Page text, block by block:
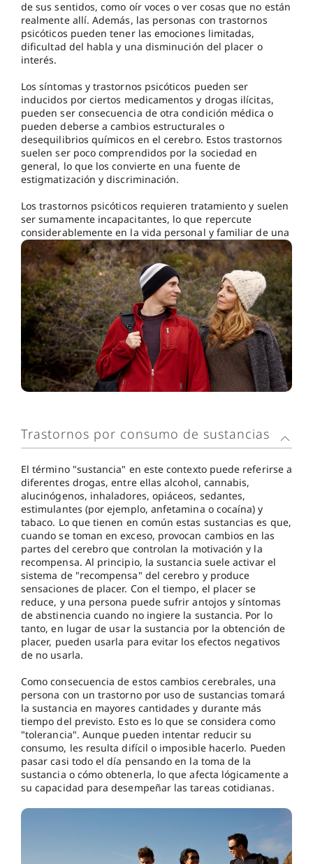
de sus sentidos, como oír voces o ver cosas que no están
realmente allí. Además, las personas con trastornos
psicóticos pueden tener las emociones limitadas,
dificultad del habla y una disminución del placer o
interés.
Los síntomas y trastornos psicóticos pueden ser
inducidos por ciertos medicamentos y drogas ilícitas,
pueden ser consecuencia de otra condición médica o
pueden deberse a cambios estructurales o
desequilibrios químicos en el cerebro. Estos trastornos
suelen ser poco comprendidos por la sociedad en
general, lo que los convierte en una fuente de
estigmatización y discriminación.
Los trastornos psicóticos requieren tratamiento y suelen
ser sumamente incapacitantes, lo que repercute
considerablemente en la vida personal y familiar de una
persona, así como en su capacidad de desenvolverse en
el trabajo o en el trabajo.
Trastornos por consumo de sustancias
El término "sustancia" en este contexto puede referirse a
diferentes drogas, entre ellas alcohol, cannabis,
alucinógenos, inhaladores, opiáceos, sedantes,
estimulantes (por ejemplo, anfetamina o cocaína) y
tabaco. Lo que tienen en común estas sustancias es que,
cuando se toman en exceso, provocan cambios en las
partes del cerebro que controlan la motivación y la
recompensa. Al principio, la sustancia suele activar el
sistema de "recompensa" del cerebro y produce
sensaciones de placer. Con el tiempo, el placer se
reduce, y una persona puede sufrir antojos y síntomas
de abstinencia cuando no ingiere la sustancia. Por lo
tanto, en lugar de usar la sustancia por la obtención de
placer, pueden usarla para evitar los efectos negativos
de no usarla.
Como consecuencia de estos cambios cerebrales, una
persona con un trastorno por uso de sustancias tomará
la sustancia en mayores cantidades y durante más
tiempo del previsto. Esto es lo que se considera como
"tolerancia". Aunque pueden intentar reducir su
consumo, les resulta difícil o imposible hacerlo. Pueden
pasar casi todo el día pensando en la toma de la
sustancia o cómo obtenerla, lo que afecta lógicamente a
su capacidad para desempeñar las tareas cotidianas.